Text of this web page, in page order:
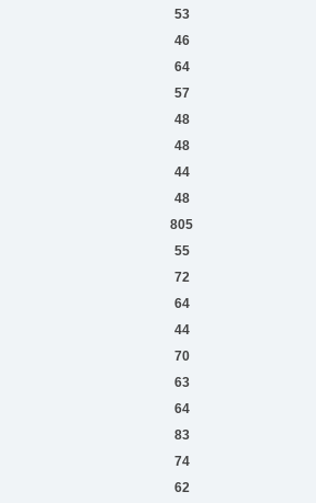
53
46
64
57
48
48
44
48
805
55
72
64
44
70
63
64
83
74
62